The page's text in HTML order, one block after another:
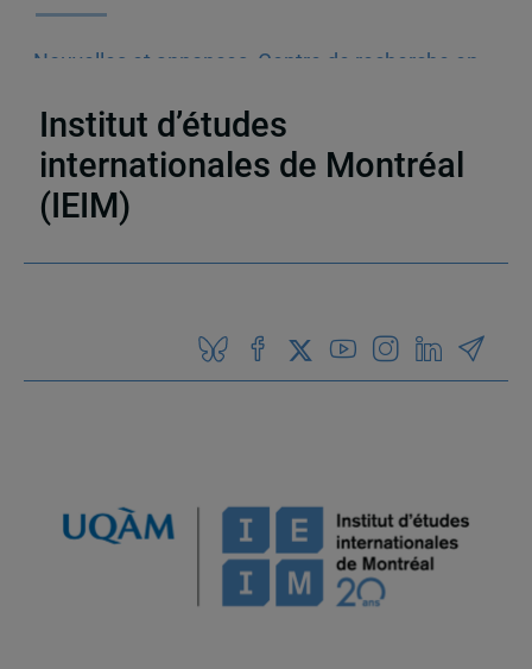
Nouvelles et annonces Centre de recherche en
Institut d’études
internationales de Montréal
(IEIM)